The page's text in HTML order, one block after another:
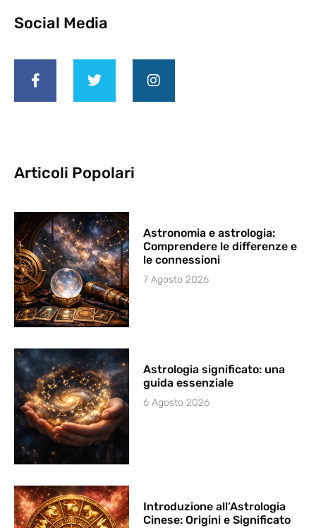
Social Media
Articoli Popolari
Astronomia e astrologia:
Comprendere le differenze e
le connessioni
7 Agosto 2026
Astrologia significato: una
guida essenziale
6 Agosto 2026
Introduzione all’Astrologia
Cinese: Origini e Significato